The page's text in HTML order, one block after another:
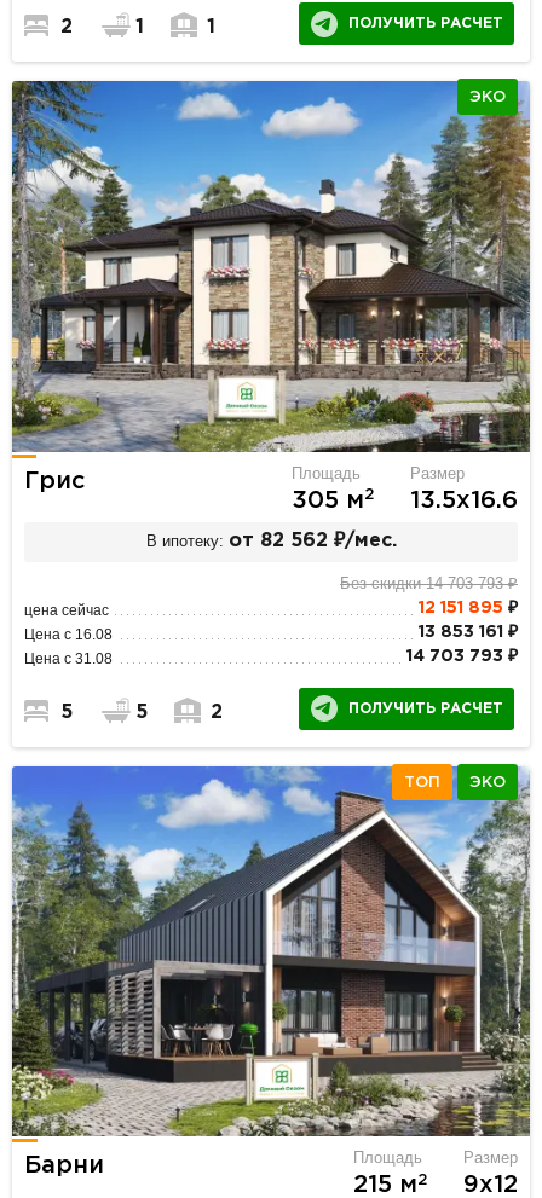
2 1 1 ПОЛУЧИТЬ РАСЧЕТ
ЭКО
Грис Площадь
305 м2
Размер
13.5х16.6
В ипотеку: от 82 562 ₽/мес.
Без скидки 14 703 793 ₽
цена сейчас 12 151 895 ₽
Цена с 16.08 13 853 161 ₽
Цена с 31.08 14 703 793 ₽
5 5 2 ПОЛУЧИТЬ РАСЧЕТ
ТОП ЭКО
Барни Площадь
215 м2
Размер
9х12